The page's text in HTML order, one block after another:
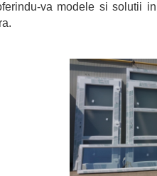
va modele si solutii